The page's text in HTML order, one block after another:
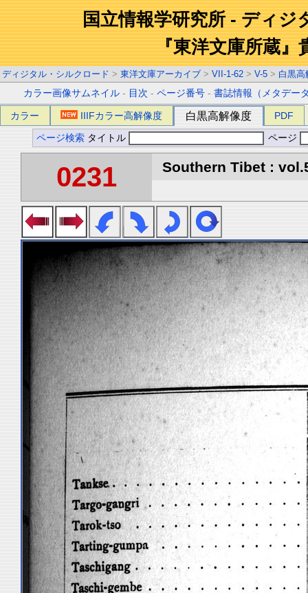
国立情報学研究所 - ディジ
『東洋文庫所蔵』
ディジタル・シルクロード > 東洋文庫アーカイブ > VII-1-62 > V-5 > 白黒高
カラー画像サムネイル - 目次 -ページ番号 -書誌情報（メタデー
カラー IIIFカラー高解像度 白黒高解像度 PDF
ページ検索 タイトル ページ
0231 Southern Tibet :